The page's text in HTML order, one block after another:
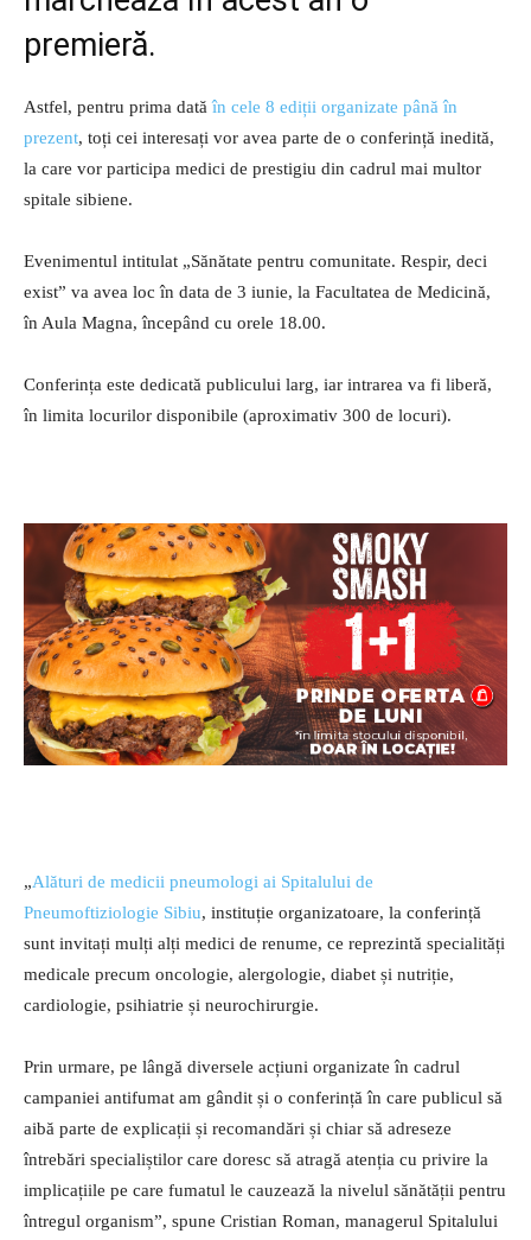
premieră.
Astfel, pentru prima datăîn cele 8 ediții organizate până în
prezent, toți cei interesați vor avea parte de o conferință inedită,
la care vor participa medici de prestigiu din cadrul mai multor
spitale sibiene.
Evenimentul intitulat „Sănătate pentru comunitate. Respir, deci
exist” va avea loc în data de 3 iunie, la Facultatea de Medicină,
în Aula Magna, începând cu orele 18.00.
Conferința este dedicată publicului larg, iar intrarea va fi liberă,
în limita locurilor disponibile (aproximativ 300 de locuri).
„Alături de medicii pneumologi ai Spitalului de
Pneumoftiziologie Sibiu, instituție organizatoare, la conferință
sunt invitați mulți alți medici de renume, ce reprezintă specialități
medicale precum oncologie, alergologie, diabet și nutriție,
cardiologie, psihiatrie și neurochirurgie.
Prin urmare, pe lângă diversele acțiuni organizate în cadrul
campaniei antifumat am gândit și o conferință în care publicul să
aibă parte de explicații și recomandări și chiar să adreseze
întrebări specialiștilor care doresc să atragă atenția cu privire la
implicațiile pe care fumatul le cauzează la nivelul sănătății pentru
întregul organism”, spune Cristian Roman, managerul Spitalului